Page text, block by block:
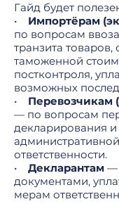
Гайд будет
• Импортёрам
по вопросам
транзита
таможенной
постконтроля,
возможных
• Перевозчикам
— по вопросам
декларирования и
административной
ответственности.
• Декларантам —
документами,
мерам